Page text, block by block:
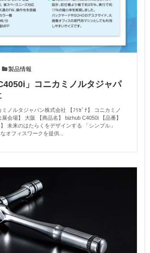
製品情報
」コニカミノルタジャパ
ミノルタジャパン株式会社 【ﾌﾘｶﾞﾅ】 コニカミノ
会場】 大阪 【商品名】 bizhub C4050i 【品番】
】 未来のはたらくをデザインする 「シンプル」
オフィスワークを提供...